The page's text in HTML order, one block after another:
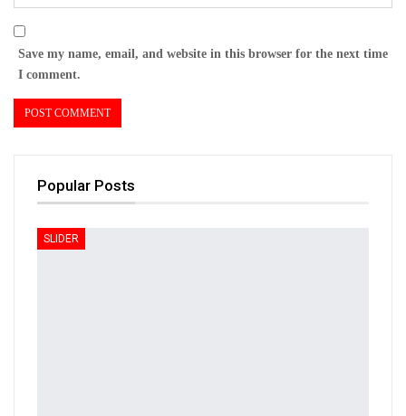
Save my name, email, and website in this browser for the next time
I comment.
Popular Posts
SLIDER